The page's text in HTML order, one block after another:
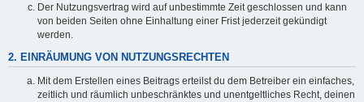
Der Nutzungsvertrag wird auf unbestimmte Zeit geschlossen und kann
von beiden Seiten ohne Einhaltung einer Frist jederzeit gekündigt
werden.
2. EINRÄUMUNG VON NUTZUNGSRECHTEN
Mit dem Erstellen eines Beitrags erteilst du dem Betreiber ein einfaches,
zeitlich und räumlich unbeschränktes und unentgeltliches Recht, deinen